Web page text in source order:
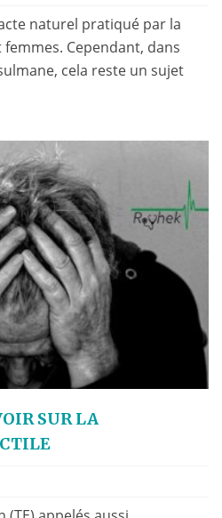
naturel pratiqué par la
Cependant, dans
cela reste un sujet
SUR LA